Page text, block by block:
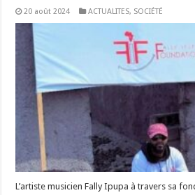
20 août 2024 ACTUALITES, SOCIÉTÉ
L’artiste musicien Fally Ipupa à travers sa